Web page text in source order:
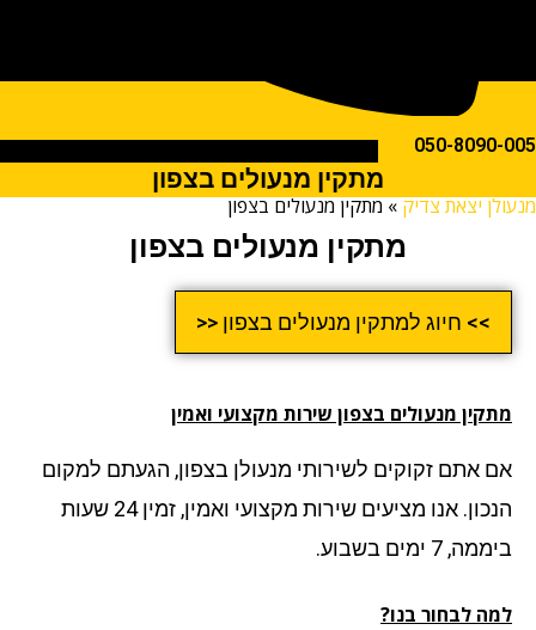
050-
מתקין מנעולים בצפון
יצאת צדיק»מתקין מנעולים בצפון
מתקין מנעולים בצפון
>> חיוג למתקין מנעולים בצפון <<
מנעולים בצפון שירות מקצועי ואמין
אתם זקוקים לשירותי מנעולן בצפון, הגעתם למקום
הנכון. אנו מציעים שירות מקצועי ואמין, זמין 24 שעות
7 ימים בשבוע.
לבחור בנו?